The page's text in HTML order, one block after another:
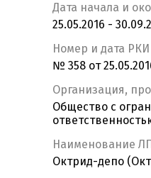
Дата начала и
25.05.2016 -
Номер и дата РКИ
№ 358 от
Организация,
Общество с
Наименование ЛП
Октрид-депо